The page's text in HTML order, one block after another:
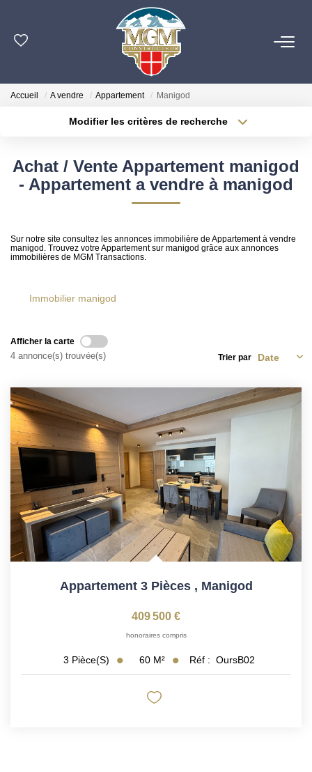
ACHETER
OUTILS
Accueil A vendre Appartement Manigod
Modifier les critères de recherche
Surface min Budget max
Achat / Vente Appartement manigod
- Appartement a vendre à manigod
Sur notre site consultez les annonces immobilière de Appartement à vendre
manigod. Trouvez votre Appartement sur manigod grâce aux annonces
immobilières de MGM Transactions.
Immobilier manigod
Afficher la carte
4 annonce(s) trouvée(s) Trier par
Appartement 3 Pièces , Manigod
409 500 €
honoraires compris
3 Pièce(s) 60 M² Réf : OursB02